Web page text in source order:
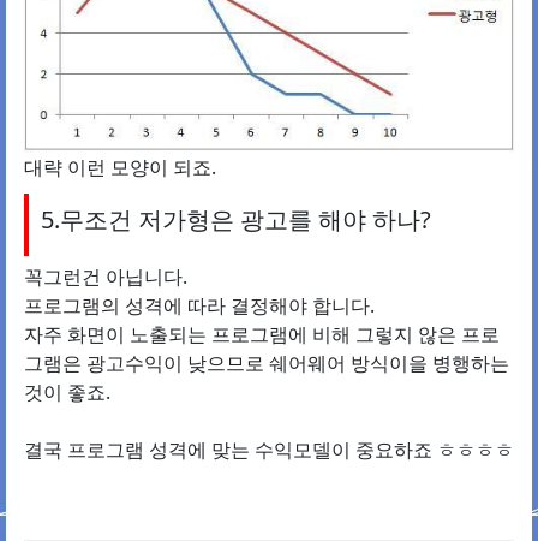
대략 이런 모양이 되죠.
5.무조건 저가형은 광고를 해야 하나?
꼭그런건 아닙니다.
프로그램의 성격에 따라 결정해야 합니다.
자주 화면이 노출되는 프로그램에 비해 그렇지 않은 프로
그램은 광고수익이 낮으므로 쉐어웨어 방식이을 병행하는
것이 좋죠.
결국 프로그램 성격에 맞는 수익모델이 중요하죠 ㅎㅎㅎㅎ